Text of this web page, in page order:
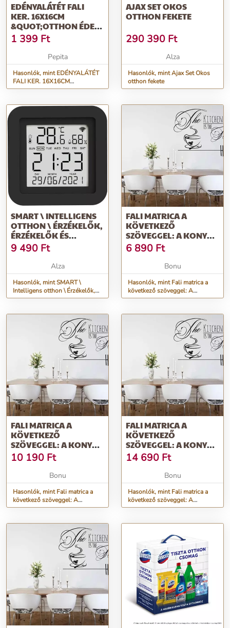
EDÉNYALÁTÉT FALI
KER. 16X16CM
&QUOT;OTTHON ÉDES
OTTHON&QUOT;
FASZELET FORMA
1 399 Ft
Pepita
Hasonlók, mint EDÉNYALÁTÉT
FALI KER. 16X16CM
&quot;OTTHON ÉDES
FORMA
AJAX SET OKOS
OTTHON FEKETE
290 390 Ft
Alza
Hasonlók, mint Ajax Set Okos
otthon fekete
SMART \ INTELLIGENS
OTTHON \ ÉRZÉKELŐK,
ÉRZÉKELŐK ÉS
ÉRZÉKELŐK
9 490 Ft
Alza
Hasonlók, mint SMART \
Intelligens otthon \ Érzékelők,
érzékelők és érzékelők
FALI MATRICA A
KÖVETKEZŐ
SZÖVEGGEL: A KONYHA
AZ OTTHON SZÍVÉGE 50
X 100 CM
6 890 Ft
Bonu
Hasonlók, mint Fali matrica a
következő szöveggel: A
KONYHA AZ OTTHON SZÍVÉGE
FALI MATRICA A
KÖVETKEZŐ
SZÖVEGGEL: A KONYHA
AZ OTTHON SZÍVÉGE 60
X 120 CM
10 190 Ft
Bonu
Hasonlók, mint Fali matrica a
következő szöveggel: A
KONYHA AZ OTTHON SZÍVÉGE
FALI MATRICA A
KÖVETKEZŐ
SZÖVEGGEL: A KONYHA
AZ OTTHON SZÍVÉGE 80
X 160 CM
14 690 Ft
Bonu
Hasonlók, mint Fali matrica a
következő szöveggel: A
KONYHA AZ OTTHON SZÍVÉGE